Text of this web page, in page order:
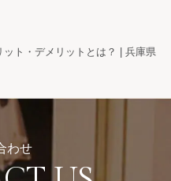
ト・デメリットとは？ | 兵庫県
わせ